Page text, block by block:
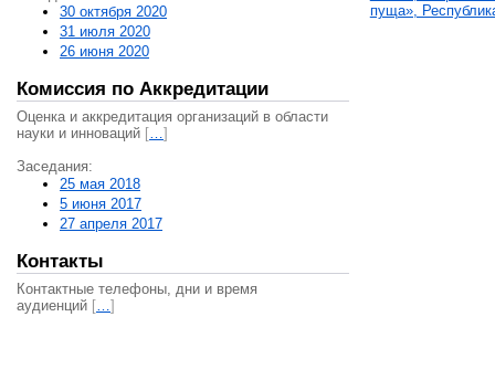
30 октября 2020
31 июля 2020
26 июня 2020
Комиссия по Аккредитации
Оценка и аккредитация организаций в области
науки и инноваций […]
Заседания:
25 мая 2018
5 июня 2017
27 апреля 2017
Контакты
Контактные телефоны, дни и время
аудиенций […]
пуща»,